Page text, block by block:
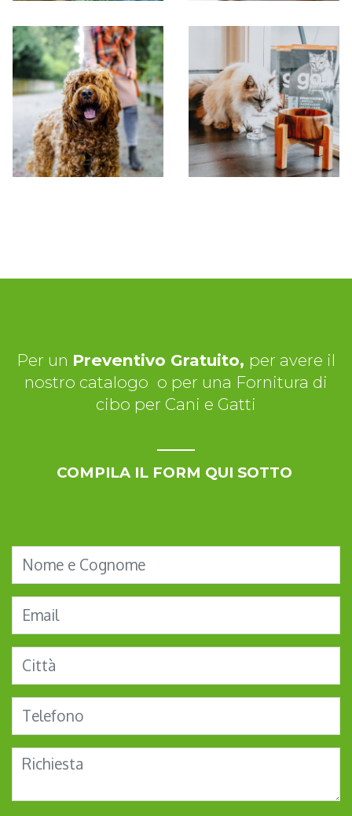
Per un Preventivo Gratuito, per avere il
nostro catalogo o per una Fornitura di
cibo per Cani e Gatti
COMPILA IL FORM QUI SOTTO